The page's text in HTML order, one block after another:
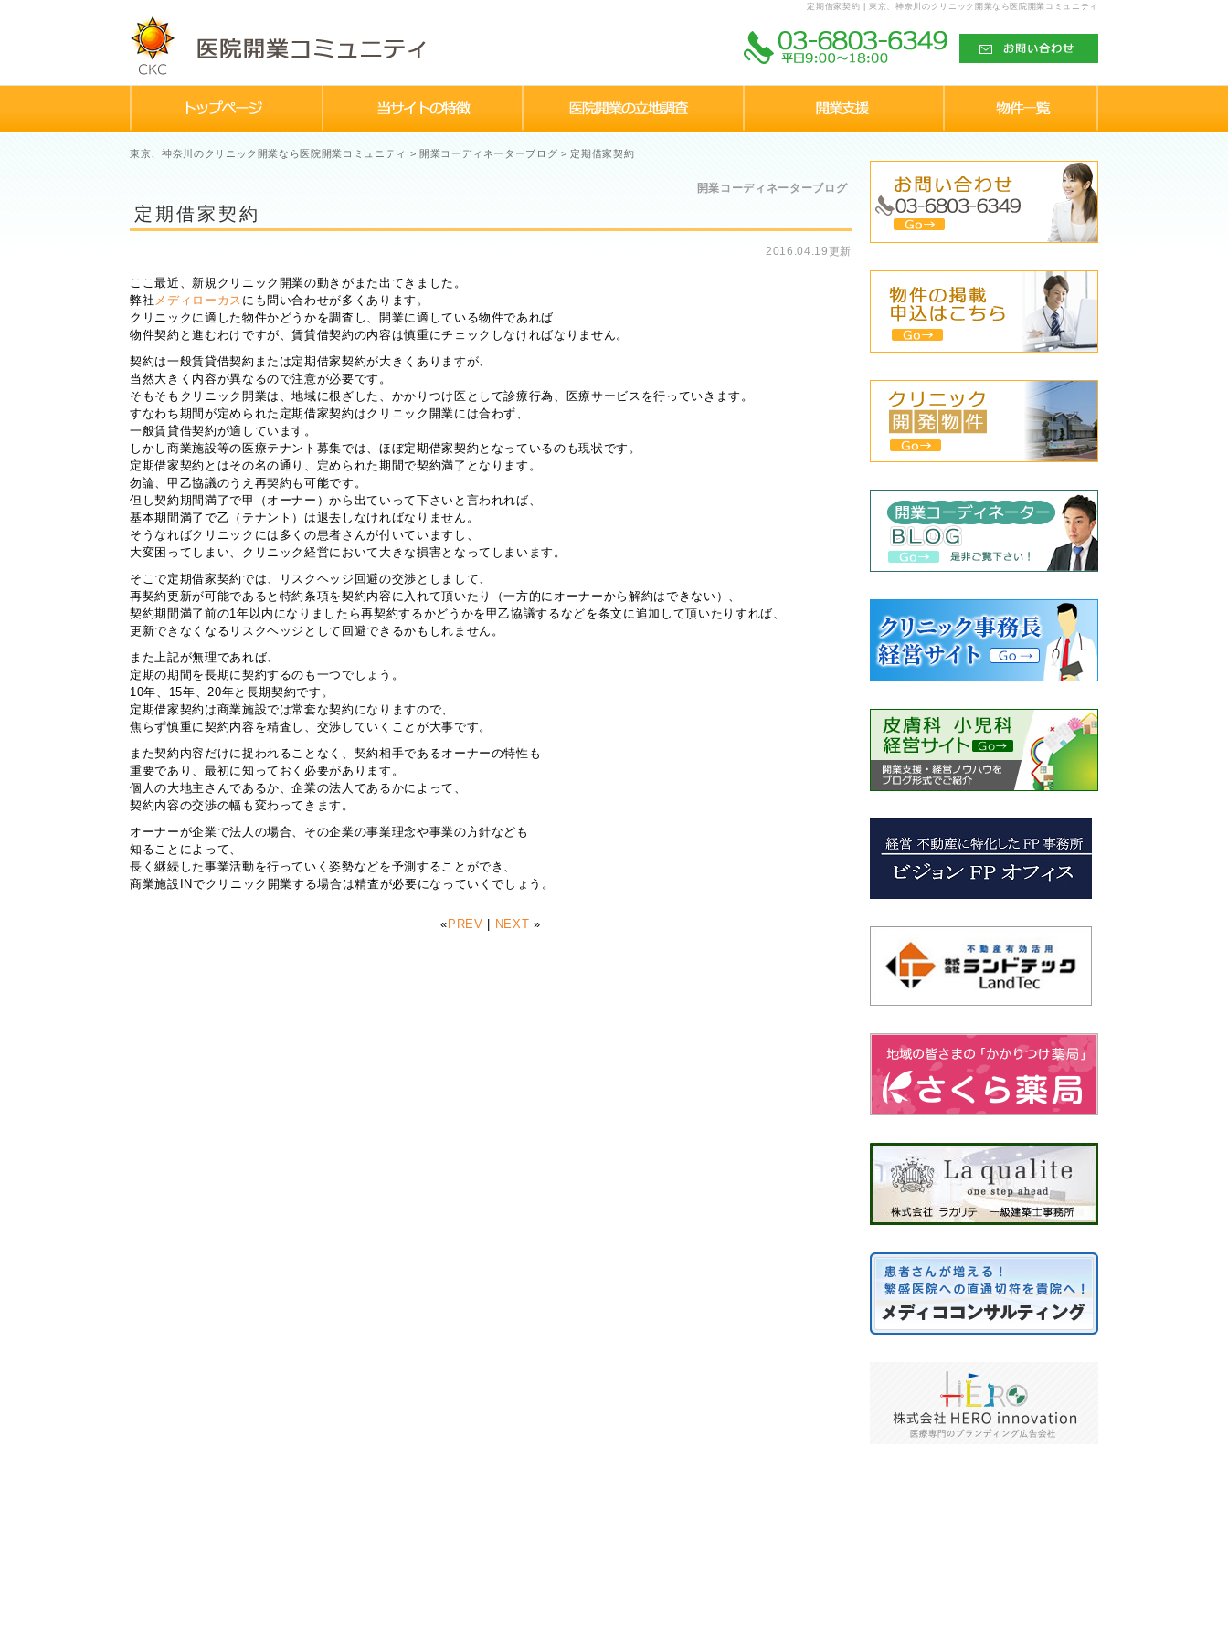
定期借家契約 | 東京、神奈川のクリニック開業なら医院開業コミュニティ
東京、神奈川のクリニック開業なら医院開業コミュニティ > 開業コーディネーターブログ >定期借家契約
開業コーディネーターブログ
定期借家契約
2016.04.19更新
ここ最近、新規クリニック開業の動きがまた出てきました。
弊社 メディローカス にも問い合わせが多くあります。
クリニックに適した物件かどうかを調査し、開業に適している物件であれば
物件契約と進むわけですが、賃貸借契約の内容は慎重にチェックしなければなりません。
契約は一般賃貸借契約または定期借家契約が大きくありますが、
当然大きく内容が異なるので注意が必要です。
そもそもクリニック開業は、地域に根ざした、かかりつけ医として診療行為、医療サービスを行っていきます。
すなわち期間が定められた定期借家契約はクリニック開業には合わず、
一般賃貸借契約が適しています。
しかし商業施設等の医療テナント募集では、ほぼ定期借家契約となっているのも現状です。
定期借家契約とはその名の通り、定められた期間で契約満了となります。
勿論、甲乙協議のうえ再契約も可能です。
但し契約期間満了で甲（オーナー）から出ていって下さいと言われれば、
基本期間満了で乙（テナント）は退去しなければなりません。
そうなればクリニックには多くの患者さんが付いていますし、
大変困ってしまい、クリニック経営において大きな損害となってしまいます。
そこで定期借家契約では、リスクヘッジ回避の交渉としまして、
再契約更新が可能であると特約条項を契約内容に入れて頂いたり（一方的にオーナーから解約はできない）、
契約期間満了前の1年以内になりましたら再契約するかどうかを甲乙協議するなどを条文に追加して頂いたりすれば、
更新できなくなるリスクヘッジとして回避できるかもしれません。
また上記が無理であれば、
定期の期間を長期に契約するのも一つでしょう。
10年、15年、20年と長期契約です。
定期借家契約は商業施設では常套な契約になりますので、
焦らず慎重に契約内容を精査し、交渉していくことが大事です。
また契約内容だけに捉われることなく、契約相手であるオーナーの特性も
重要であり、最初に知っておく必要があります。
個人の大地主さんであるか、企業の法人であるかによって、
契約内容の交渉の幅も変わってきます。
オーナーが企業で法人の場合、その企業の事業理念や事業の方針なども
知ることによって、
長く継続した事業活動を行っていく姿勢などを予測することができ、
商業施設INでクリニック開業する場合は精査が必要になっていくでしょう。
« PREV NEXT »